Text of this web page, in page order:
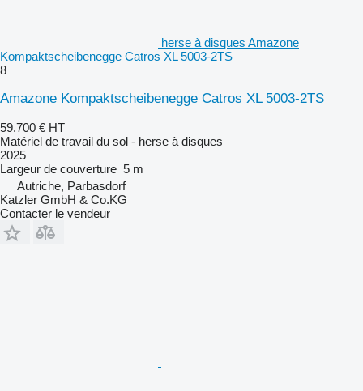
herse à disques Amazone
Kompaktscheibenegge Catros XL 5003-2TS
8
Amazone Kompaktscheibenegge Catros XL 5003-2TS
59.700 € HT
Matériel de travail du sol - herse à disques
2025
Largeur de couverture 5 m
Autriche, Parbasdorf
Katzler GmbH & Co.KG
Contacter le vendeur